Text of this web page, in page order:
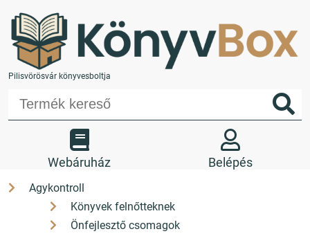
Pilisvörösvár könyvesboltja
Webáruház
Agykontroll
Könyvek felnőtteknek
Önfejlesztő csomagok
Belépés
Kedvencek